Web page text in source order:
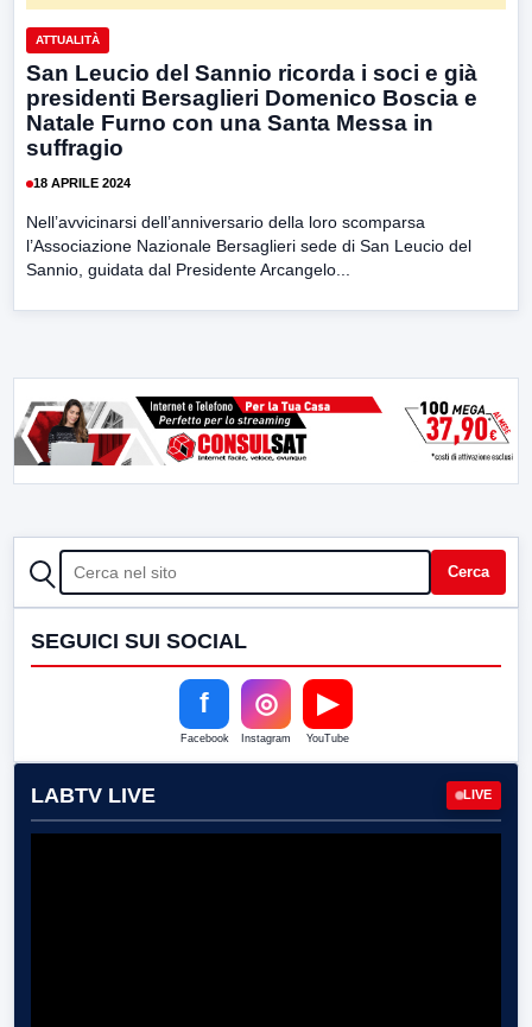
ATTUALITÀ
San Leucio del Sannio ricorda i soci e già
presidenti Bersaglieri Domenico Boscia e
Natale Furno con una Santa Messa in
suffragio
18 APRILE 2024
Nell’avvicinarsi dell’anniversario della loro scomparsa
l’Associazione Nazionale Bersaglieri sede di San Leucio del
Sannio, guidata dal Presidente Arcangelo...
CERCA Cerca
SEGUICI SUI SOCIAL
f
Facebook
◎
Instagram
▶
YouTube
LABTV LIVE LIVE